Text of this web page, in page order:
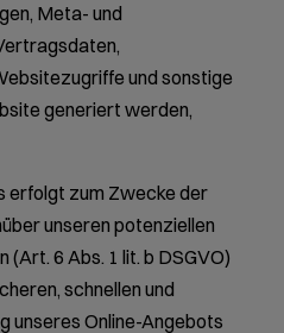
Meta- und
und sonstige
generiert werden,
erfolgt zum Zwecke der
unseren potenziellen
(Art. 6 Abs. 1 lit. b DSGVO)
schnellen und
unseres Online-Angebots